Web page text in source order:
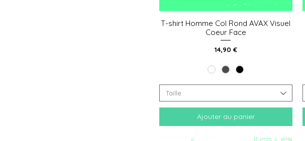
Aperçu rapide
T-shirt Homme Col Rond AVAX Visuel
Coeur Face
Prix
14,90 €
Taille
Ajouter au panier